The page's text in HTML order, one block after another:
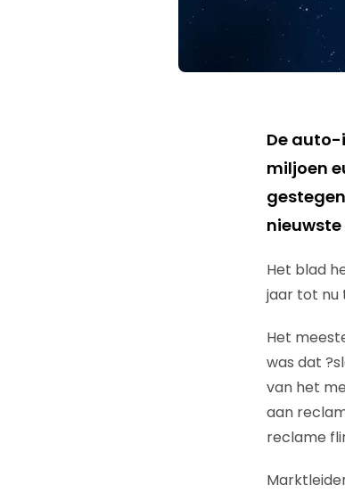
De
miljoen
Het blad
jaar tot nu
Het
was dat
van het
aan
reclame